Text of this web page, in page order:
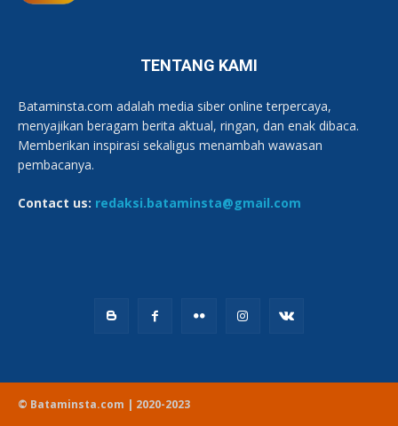
TENTANG KAMI
Bataminsta.com adalah media siber online terpercaya,
menyajikan beragam berita aktual, ringan, dan enak dibaca.
Memberikan inspirasi sekaligus menambah wawasan
pembacanya.
Contact us: redaksi.bataminsta@gmail.com
© Bataminsta.com | 2020-2023